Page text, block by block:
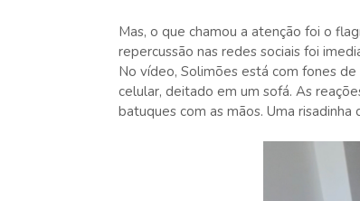
Mas, o que chamou a atenção foi o
repercussão nas redes sociais foi
No vídeo, Solimões está com fones
celular, deitado em um sofá. As
batuques com as mãos. Uma